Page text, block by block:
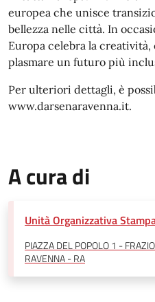
europea che unisce
bellezza nelle città. In
Europa celebra la
plasmare un futuro più
Per ulteriori dettagli, è
www.darsenaravenna.it.
A cura di
Unità Organizzativa
PIAZZA DEL POPOLO 1 -
RAVENNA - RA